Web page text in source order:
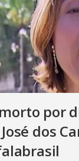
por
dos